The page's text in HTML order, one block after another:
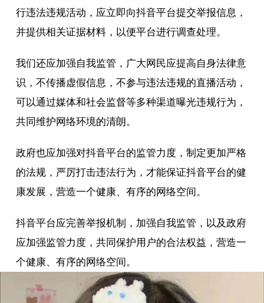
行违法违规活动，应立即向抖音平台提交举报信息，
并提供相关证据材料，以便平台进行调查处理。
我们还应加强自我监管，广大网民应提高自身法律意
识，不传播虚假信息，不参与违法违规的直播活动，
可以通过媒体和社会监督等多种渠道曝光违规行为，
共同维护网络环境的清朗。
政府也应加强对抖音平台的监管力度，制定更加严格
的法规，严厉打击违法行为，才能保证抖音平台的健
康发展，营造一个健康、有序的网络空间。
抖音平台应完善举报机制，加强自我监管，以及政府
应加强监管力度，共同保护用户的合法权益，营造一
个健康、有序的网络空间。